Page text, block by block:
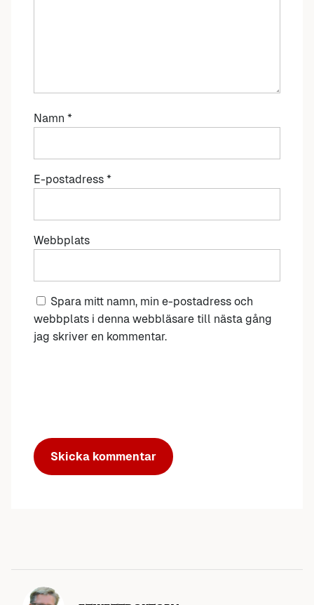
Namn *
E-postadress *
Webbplats
Spara mitt namn, min e-postadress och
webbplats i denna webbläsare till nästa gång
jag skriver en kommentar.